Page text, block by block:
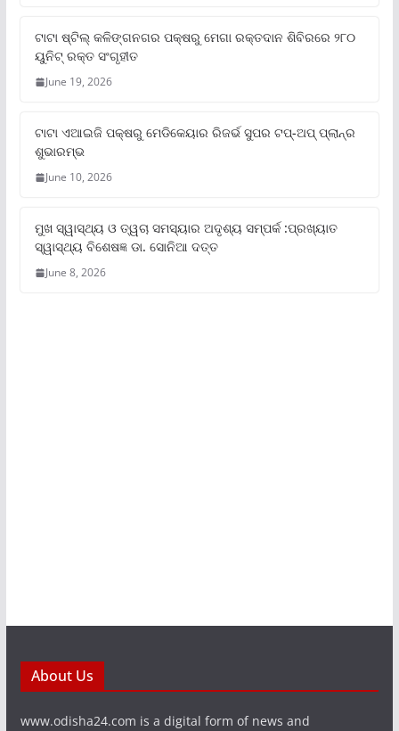
ଟାଟା ଷ୍ଟିଲ୍‌ କଳିଙ୍ଗନଗର ପକ୍ଷରୁ ମେଗା ରକ୍ତଦାନ ଶିବିରରେ ୨୮୦
ୟୁନିଟ୍‌ ରକ୍ତ ସଂଗୃହୀତ
June 19, 2026
ଟାଟା ଏଆଇଜି ପକ୍ଷରୁ ମେଡିକେୟାର ରିଜର୍ଭ ସୁପର ଟପ୍‌-ଅପ୍ ପ୍ଲାନ୍‌ର
ଶୁଭାରମ୍ଭ
June 10, 2026
ମୁଖ ସ୍ୱାସ୍ଥ୍ୟ ଓ ତ୍ୱଚା ସମସ୍ୟାର ଅଦୃଶ୍ୟ ସମ୍ପର୍କ :ପ୍ରଖ୍ୟାତ
ସ୍ୱାସ୍ଥ୍ୟ ବିଶେଷଜ୍ଞ ଡା. ସୋନିଆ ଦତ୍ତ
June 8, 2026
About Us
www.odisha24.com is a digital form of news and